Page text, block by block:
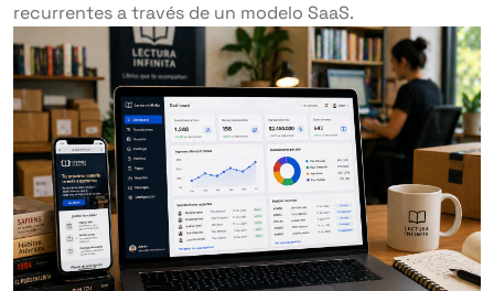
recurrentes a través de un modelo SaaS.